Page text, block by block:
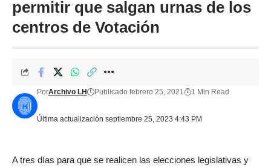
permitir que salgan urnas de los
centros de Votación
Última actualización septiembre 25, 2023 4:43 PM
PorArchivo LH Publicado febrero 25, 2021 1 Min Read
A tres días para que se realicen las elecciones legislativas y